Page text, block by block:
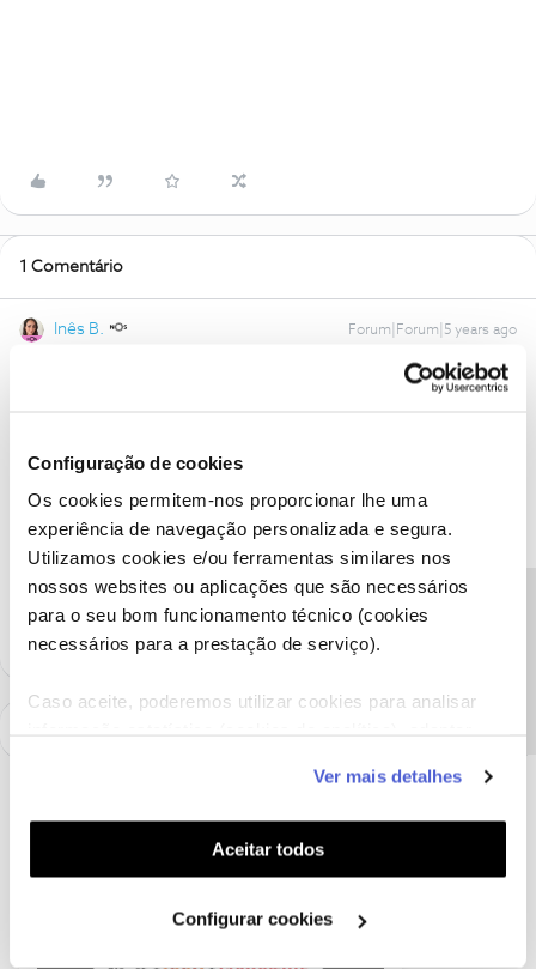
Configuração de cookies
Os cookies permitem-nos proporcionar lhe uma
experiência de navegação personalizada e segura.
Utilizamos cookies e/ou ferramentas similares nos
nossos websites ou aplicações que são necessários
para o seu bom funcionamento técnico (cookies
necessários para a prestação de serviço).
Caso aceite, poderemos utilizar cookies para analisar
funcionalidades (cookies de personalização e
funcionalidade) e adaptar anúncios aos seus interesses
(cookies de publicidade personalizada). Pode gerir a
utilização dos cookies clicando em "Configurar
Ver mais detalhes
Aceitar todos
Configurar cookies
1 Comentário
Inês B. Forum|Forum|5 years ago
seu número de cliente, através do perfil
Obrigada
Ajude a comunidade a encontrar informação relevante. Marque
como "Melhor Resposta" e faça "Like" nos melhores comentários.